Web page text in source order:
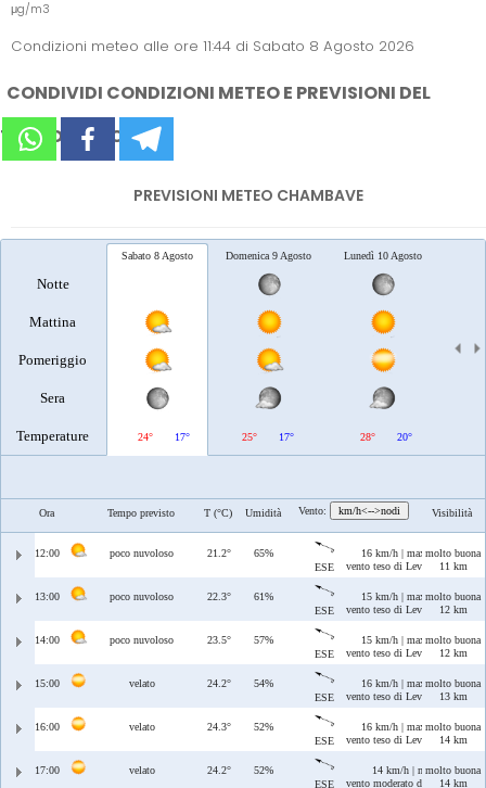
μg/m3
Condizioni meteo alle ore 11:44 di Sabato 8 Agosto 2026
CONDIVIDI CONDIZIONI METEO E PREVISIONI DEL
TEMPO SUI SOCIAL
PREVISIONI METEO CHAMBAVE
Notte
Mattina
Pomeriggio
Sera
Temperature
Sabato 8 Agosto
24° 17°
Domenica 9 Agosto
25° 17°
Lunedì 10 Agosto
28° 20°
Ora Tempo previsto T (°C) Umidità Vento: km/h<-->nodi Visibilità
12:00 poco nuvoloso 21.2°
65%
ESE
16 km/h | max 16 km/h
vento teso di Levante/Scirocco
molto buona
11 km
13:00 poco nuvoloso 22.3°
61%
ESE
15 km/h | max 15 km/h
vento teso di Levante/Scirocco
molto buona
12 km
14:00 poco nuvoloso 23.5°
57%
ESE
15 km/h | max 15 km/h
vento teso di Levante/Scirocco
molto buona
12 km
15:00 velato 24.2°
54%
ESE
16 km/h | max 17 km/h
vento teso di Levante/Scirocco
molto buona
13 km
16:00 velato 24.3°
52%
ESE
16 km/h | max 16 km/h
vento teso di Levante/Scirocco
molto buona
14 km
17:00 velato 24.2°
52%
ESE
14 km/h | max 14 km/h
vento moderato di Levante/
molto buona
14 km